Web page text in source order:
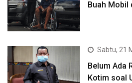
Buah Mobil
Sabtu, 21
Belum Ada
Kotim soal